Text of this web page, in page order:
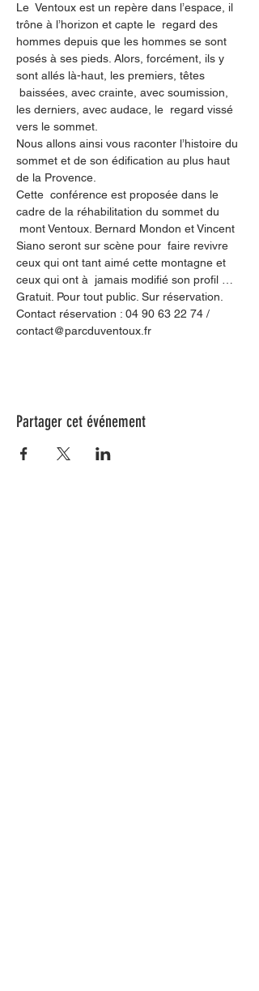
Le  Ventoux est un repère dans l’espace, il
trône à l’horizon et capte le  regard des
hommes depuis que les hommes se sont
posés à ses pieds. Alors, forcément, ils y
sont allés là-haut, les premiers, têtes
baissées, avec crainte, avec soumission,
les derniers, avec audace, le  regard vissé
vers le sommet.
Nous allons ainsi vous raconter l’histoire du
sommet et de son édification au plus haut
de la Provence.
Cette  conférence est proposée dans le
cadre de la réhabilitation du sommet du
mont Ventoux. Bernard Mondon et Vincent
Siano seront sur scène pour  faire revivre
ceux qui ont tant aimé cette montagne et
ceux qui ont à  jamais modifié son profil …
Gratuit. Pour tout public. Sur réservation.
Contact réservation : 04 90 63 22 74 /
contact@parcduventoux.fr
Partager cet événement